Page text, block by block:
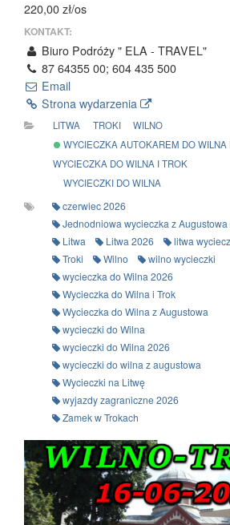
220,00 zł/os
KONTAKT:
Biuro Podróży " ELA - TRAVEL"
87 64355 00; 604 435 500
Email
Strona wydarzenia
LITWA TROKI
WILNO
WYCIECZKA AUTOKAREM DO WILNA
WYCIECZKA DO WILNA I TROK
WYCIECZKI DO WILNA
czerwiec 2026
Jednodniowa wycieczka z Augustowa
Litwa
Litwa 2026
litwa
Troki
Wilno
wilno wycieczki
wycieczka do Wilna 2026
Wycieczka do Wilna i Trok
Wycieczka do Wilna z Augustowa
wycieczki do Wilna
wycieczki do Wilna 2026
wycieczki do wilna z augustowa
Wycieczki na Litwę
wyjazdy zagraniczne 2026
Zamek w Trokach